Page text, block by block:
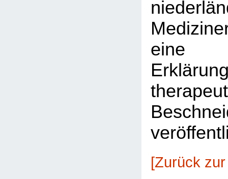
eine
[Zurück